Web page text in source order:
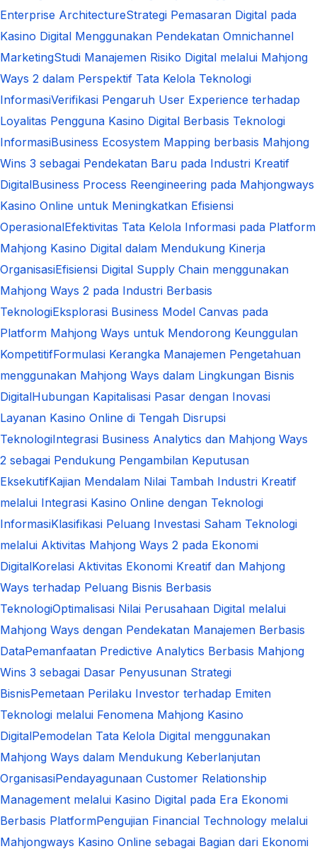
Enterprise ArchitectureStrategi Pemasaran Digital pada
Kasino Digital Menggunakan Pendekatan Omnichannel
MarketingStudi Manajemen Risiko Digital melalui Mahjong
Ways 2 dalam Perspektif Tata Kelola Teknologi
InformasiVerifikasi Pengaruh User Experience terhadap
Loyalitas Pengguna Kasino Digital Berbasis Teknologi
InformasiBusiness Ecosystem Mapping berbasis Mahjong
Wins 3 sebagai Pendekatan Baru pada Industri Kreatif
DigitalBusiness Process Reengineering pada Mahjongways
Kasino Online untuk Meningkatkan Efisiensi
OperasionalEfektivitas Tata Kelola Informasi pada Platform
Mahjong Kasino Digital dalam Mendukung Kinerja
OrganisasiEfisiensi Digital Supply Chain menggunakan
Mahjong Ways 2 pada Industri Berbasis
TeknologiEksplorasi Business Model Canvas pada
Platform Mahjong Ways untuk Mendorong Keunggulan
KompetitifFormulasi Kerangka Manajemen Pengetahuan
menggunakan Mahjong Ways dalam Lingkungan Bisnis
DigitalHubungan Kapitalisasi Pasar dengan Inovasi
Layanan Kasino Online di Tengah Disrupsi
TeknologiIntegrasi Business Analytics dan Mahjong Ways
2 sebagai Pendukung Pengambilan Keputusan
EksekutifKajian Mendalam Nilai Tambah Industri Kreatif
melalui Integrasi Kasino Online dengan Teknologi
InformasiKlasifikasi Peluang Investasi Saham Teknologi
melalui Aktivitas Mahjong Ways 2 pada Ekonomi
DigitalKorelasi Aktivitas Ekonomi Kreatif dan Mahjong
Ways terhadap Peluang Bisnis Berbasis
TeknologiOptimalisasi Nilai Perusahaan Digital melalui
Mahjong Ways dengan Pendekatan Manajemen Berbasis
DataPemanfaatan Predictive Analytics Berbasis Mahjong
Wins 3 sebagai Dasar Penyusunan Strategi
BisnisPemetaan Perilaku Investor terhadap Emiten
Teknologi melalui Fenomena Mahjong Kasino
DigitalPemodelan Tata Kelola Digital menggunakan
Mahjong Ways dalam Mendukung Keberlanjutan
OrganisasiPendayagunaan Customer Relationship
Management melalui Kasino Digital pada Era Ekonomi
Berbasis PlatformPengujian Financial Technology melalui
Mahjongways Kasino Online sebagai Bagian dari Ekonomi